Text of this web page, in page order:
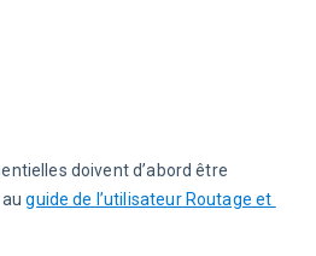
doivent d’abord être
au guide de l’utilisateur Routage et